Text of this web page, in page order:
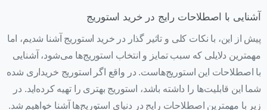
آشنایی با اصطلاحات رایج در خرید استوریج
پیش از این، با نکات کلی و تاثیر گذار در خرید استوریج آشنا شدیم، اما
مهمترین دلایلی که سبب تمایز و انتخاب استوریج‌ها می‌شود، آشنایی
با اصطلاحات این استوریج‌هاست. در واقع اگر استوریج‌ خریداری شده
شما این قابلیت‌ها را داشته باشد، استوریج بهتری را تهیه کرده‌اید. در
زیر با مهمترین اصطلاحات رایج در دنیای استوریج‌ها آشنا خواهیم شد.